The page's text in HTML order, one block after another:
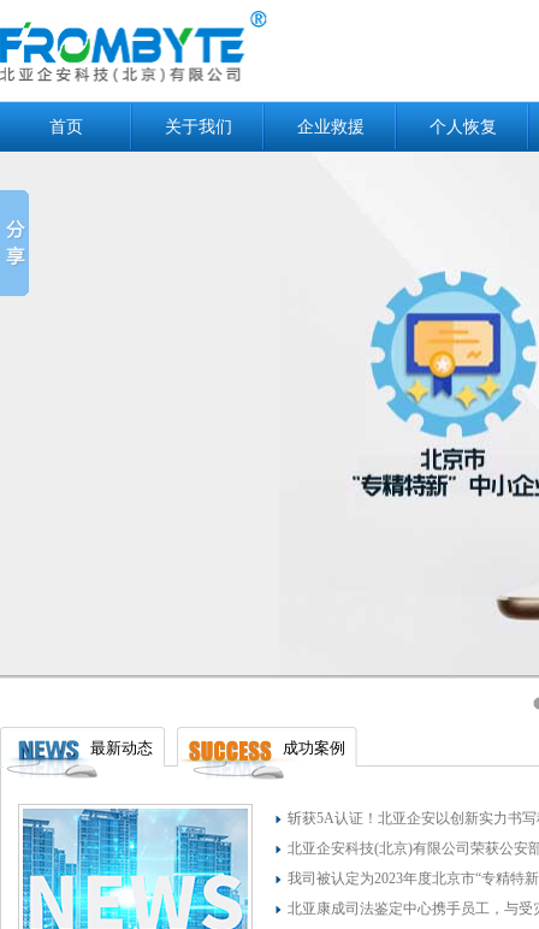
首页 关于我们 企业救援 个人恢复
最新动态 成功案例
斩获5A认证！北亚企安以创新实力书
北亚企安科技(北京)有限公司荣获公安
我司被认定为2023年度北京市“专精特
北亚康成司法鉴定中心携手员工，与受